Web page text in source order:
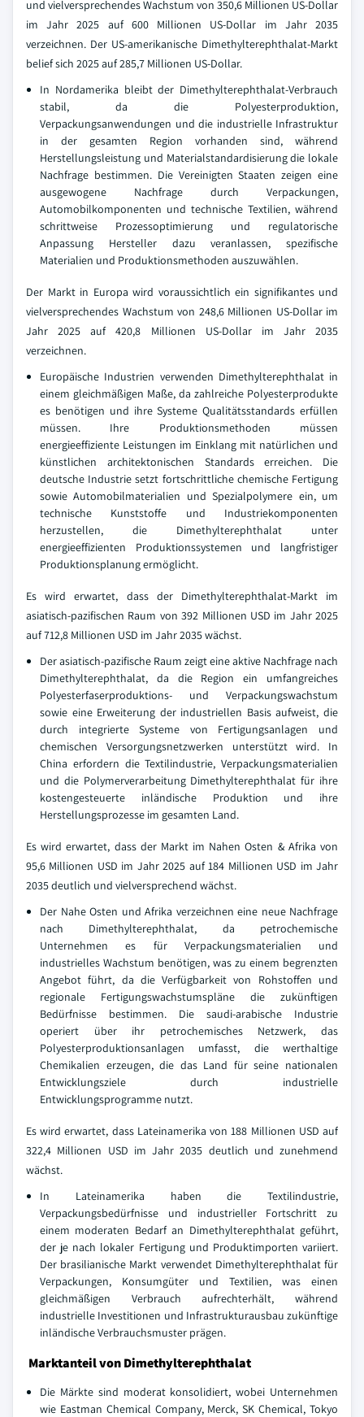
und vielversprechendes Wachstum von 350,6 Millionen US-Dollar
im Jahr 2025 auf 600 Millionen US-Dollar im Jahr 2035
verzeichnen. Der US-amerikanische Dimethylterephthalat-Markt
belief sich 2025 auf 285,7 Millionen US-Dollar.
In Nordamerika bleibt der Dimethylterephthalat-Verbrauch
stabil, da die Polyesterproduktion,
Verpackungsanwendungen und die industrielle Infrastruktur
in der gesamten Region vorhanden sind, während
Herstellungsleistung und Materialstandardisierung die lokale
Nachfrage bestimmen. Die Vereinigten Staaten zeigen eine
ausgewogene Nachfrage durch Verpackungen,
Automobilkomponenten und technische Textilien, während
schrittweise Prozessoptimierung und regulatorische
Anpassung Hersteller dazu veranlassen, spezifische
Materialien und Produktionsmethoden auszuwählen.
Der Markt in Europa wird voraussichtlich ein signifikantes und
vielversprechendes Wachstum von 248,6 Millionen US-Dollar im
Jahr 2025 auf 420,8 Millionen US-Dollar im Jahr 2035
verzeichnen.
Europäische Industrien verwenden Dimethylterephthalat in
einem gleichmäßigen Maße, da zahlreiche Polyesterprodukte
es benötigen und ihre Systeme Qualitätsstandards erfüllen
müssen. Ihre Produktionsmethoden müssen
energieeffiziente Leistungen im Einklang mit natürlichen und
künstlichen architektonischen Standards erreichen. Die
deutsche Industrie setzt fortschrittliche chemische Fertigung
sowie Automobilmaterialien und Spezialpolymere ein, um
technische Kunststoffe und Industriekomponenten
herzustellen, die Dimethylterephthalat unter
energieeffizienten Produktionssystemen und langfristiger
Produktionsplanung ermöglicht.
Es wird erwartet, dass der Dimethylterephthalat-Markt im
asiatisch-pazifischen Raum von 392 Millionen USD im Jahr 2025
auf 712,8 Millionen USD im Jahr 2035 wächst.
Der asiatisch-pazifische Raum zeigt eine aktive Nachfrage nach
Dimethylterephthalat, da die Region ein umfangreiches
Polyesterfaserproduktions- und Verpackungswachstum
sowie eine Erweiterung der industriellen Basis aufweist, die
durch integrierte Systeme von Fertigungsanlagen und
chemischen Versorgungsnetzwerken unterstützt wird. In
China erfordern die Textilindustrie, Verpackungsmaterialien
und die Polymerverarbeitung Dimethylterephthalat für ihre
kostengesteuerte inländische Produktion und ihre
Herstellungsprozesse im gesamten Land.
Es wird erwartet, dass der Markt im Nahen Osten & Afrika von
95,6 Millionen USD im Jahr 2025 auf 184 Millionen USD im Jahr
2035 deutlich und vielversprechend wächst.
Der Nahe Osten und Afrika verzeichnen eine neue Nachfrage
nach Dimethylterephthalat, da petrochemische
Unternehmen es für Verpackungsmaterialien und
industrielles Wachstum benötigen, was zu einem begrenzten
Angebot führt, da die Verfügbarkeit von Rohstoffen und
regionale Fertigungswachstumspläne die zukünftigen
Bedürfnisse bestimmen. Die saudi-arabische Industrie
operiert über ihr petrochemisches Netzwerk, das
Polyesterproduktionsanlagen umfasst, die werthaltige
Chemikalien erzeugen, die das Land für seine nationalen
Entwicklungsziele durch industrielle
Entwicklungsprogramme nutzt.
Es wird erwartet, dass Lateinamerika von 188 Millionen USD auf
322,4 Millionen USD im Jahr 2035 deutlich und zunehmend
wächst.
In Lateinamerika haben die Textilindustrie,
Verpackungsbedürfnisse und industrieller Fortschritt zu
einem moderaten Bedarf an Dimethylterephthalat geführt,
der je nach lokaler Fertigung und Produktimporten variiert.
Der brasilianische Markt verwendet Dimethylterephthalat für
Verpackungen, Konsumgüter und Textilien, was einen
gleichmäßigen Verbrauch aufrechterhält, während
industrielle Investitionen und Infrastrukturausbau zukünftige
inländische Verbrauchsmuster prägen.
Marktanteil von Dimethylterephthalat
Die Märkte sind moderat konsolidiert, wobei Unternehmen
wie Eastman Chemical Company, Merck, SK Chemical, Tokyo